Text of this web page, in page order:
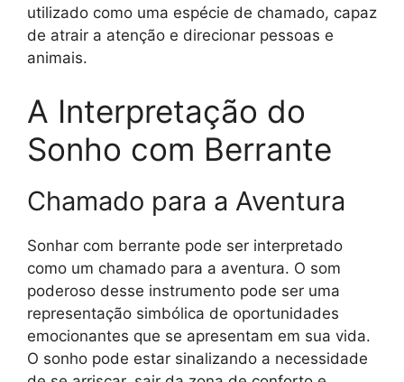
utilizado como uma espécie de chamado, capaz
de atrair a atenção e direcionar pessoas e
animais.
A Interpretação do
Sonho com Berrante
Chamado para a Aventura
Sonhar com berrante pode ser interpretado
como um chamado para a aventura. O som
poderoso desse instrumento pode ser uma
representação simbólica de oportunidades
emocionantes que se apresentam em sua vida.
O sonho pode estar sinalizando a necessidade